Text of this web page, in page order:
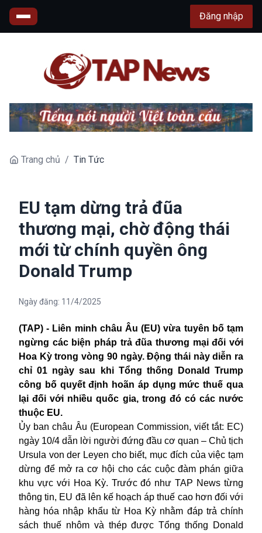
Đăng nhập
Trang chủ / Tin Tức
EU tạm dừng trả đũa
thương mại, chờ động thái
mới từ chính quyền ông
Donald Trump
Ngày đăng: 11/4/2025
(TAP) - Liên minh châu Âu (EU) vừa tuyên bố tạm
ngừng các biện pháp trả đũa thương mại đối với
Hoa Kỳ trong vòng 90 ngày. Động thái này diễn ra
chỉ 01 ngày sau khi Tổng thống Donald Trump
công bố quyết định hoãn áp dụng mức thuế qua
lại đối với nhiều quốc gia, trong đó có các nước
thuộc EU.
Ủy ban châu Âu (European Commission, viết tắt: EC)
ngày 10/4 dẫn lời người đứng đầu cơ quan – Chủ tịch
Ursula von der Leyen cho biết, mục đích của việc tạm
dừng để mở ra cơ hội cho các cuộc đàm phán giữa
khu vực với Hoa Kỳ. Trước đó như TAP News từng
thông tin, EU đã lên kế hoạch áp thuế cao hơn đối với
hàng hóa nhập khẩu từ Hoa Kỳ nhằm đáp trả chính
sách thuế nhôm và thép được Tổng thống Donald